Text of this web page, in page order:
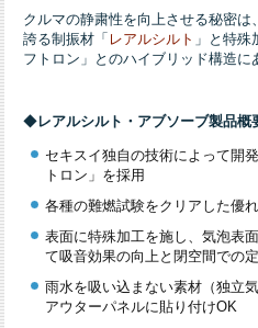
クルマの静粛性を向上させる秘密
誇る制振材「 レアルシルト 」と特
フトロン」とのハイブリッド構造に
◆レアルシルト・アブソーブ製品概
セキスイ独自の技術によって開
トロン」を採用
各種の難燃試験をクリアした優
表面に特殊加工を施し、気泡表
て吸音効果の向上と閉空間での
雨水を吸い込まない素材（独立
アウターパネルに貼り付けOK